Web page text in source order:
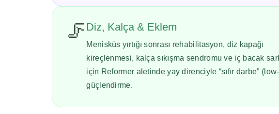
🦵 Diz, Kalça & Eklem
Menisküs yırtığı sonrası rehabilitasyon, diz kapağı
kireçlenmesi, kalça sıkışma sendromu ve iç bacak
için Reformer aletinde yay direnciyle “sıfır darbe”
güçlendirme.